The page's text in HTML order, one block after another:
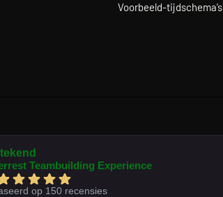
Voorbeeld-tijdschema’s
Teambuilding Experience
op 150 recensies